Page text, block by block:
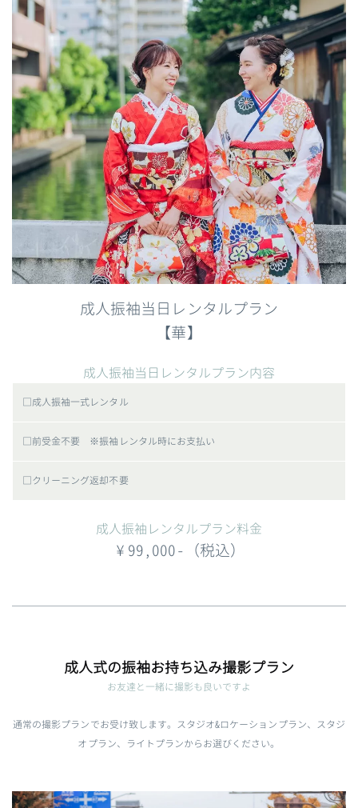
成人振袖当日レンタルプラン
【華】
成人振袖当日レンタルプラン内容
□成人振袖一式レンタル
□前受金不要 ※振袖レンタル時にお支払い
□クリーニング返却不要
成人振袖レンタルプラン料金
¥99,000-（税込）
成人式の振袖お持ち込み撮影プラン
お友達と一緒に撮影も良いですよ
通常の撮影プランでお受け致します。スタジオ&ロケーションプラン、スタジ
オプラン、ライトプランからお選びください。